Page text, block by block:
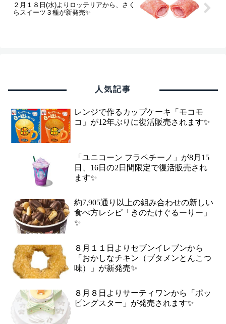
２月１８日(水)よりロッテリアから、さく
らスイーツ３種が新発売✨
人気記事
レンジで作るカップケーキ「モコモ
コ」が12年ぶりに復活販売されます✨
「ユニコーン フラペチーノ」が8月15
日、16日の2日間限定で復活販売され
ます✨
約7,905通り以上の組み合わせの新しい
食べ方レシピ「きのたけぐるーりー」
✨
８月１１日よりセブンイレブンから
「おかしなチキン（ブタメンとんこつ
味）」が新発売✨
８月８日よりサーティワンから「ポッ
ピングスター」が発売されます✨